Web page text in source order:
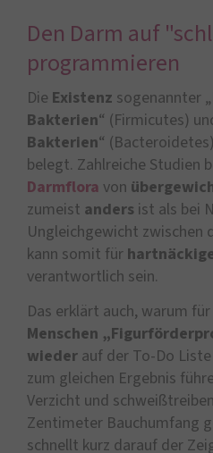
Den Darm auf
programmieren
Die Existenz sogenannter „
Bakterien“ (Firmicutes)
Bakterien“
belegt. Zahlreiche Studien
Darmflora von
zumeist anders ist als bei
Ungleichgewicht zwischen
kann somit für
verantwortlich sein.
Das erklärt auch, warum für
Menschen
wieder auf der To-Do
zum gleichen Ergebnis
Verzicht und
Zentimeter Bauchumfang
schnellt kurz darauf der